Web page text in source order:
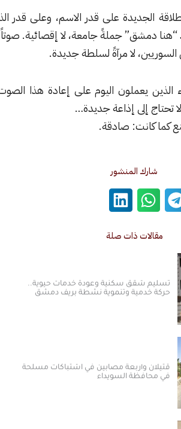
على قدر الاسم، وعلى قدر الذاكرة، وعلى
جملةً جامعة، لا إقصائية. صوتاً للحقيقة، لا
مرآةً لسلطة جديدة.
اليوم على إعادة هذا الصوت إلى مكانه
إذاعة جديدة…
صادقة.
ذات صلة
سكنية وعودة خدمات حيوية..
وتنموية نشطة بريف دمشق
مصابين في اشتباكات مسلحة
السويداء